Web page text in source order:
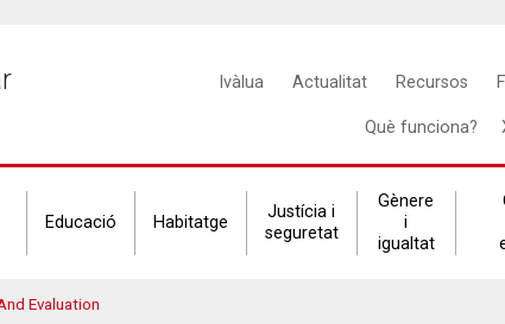
Main
navigation
Ivàlua Actualitat Recursos
Què funciona?
Educació Habitatge
Justícia i
seguretat
Gènere
i
igualtat
Evaluation